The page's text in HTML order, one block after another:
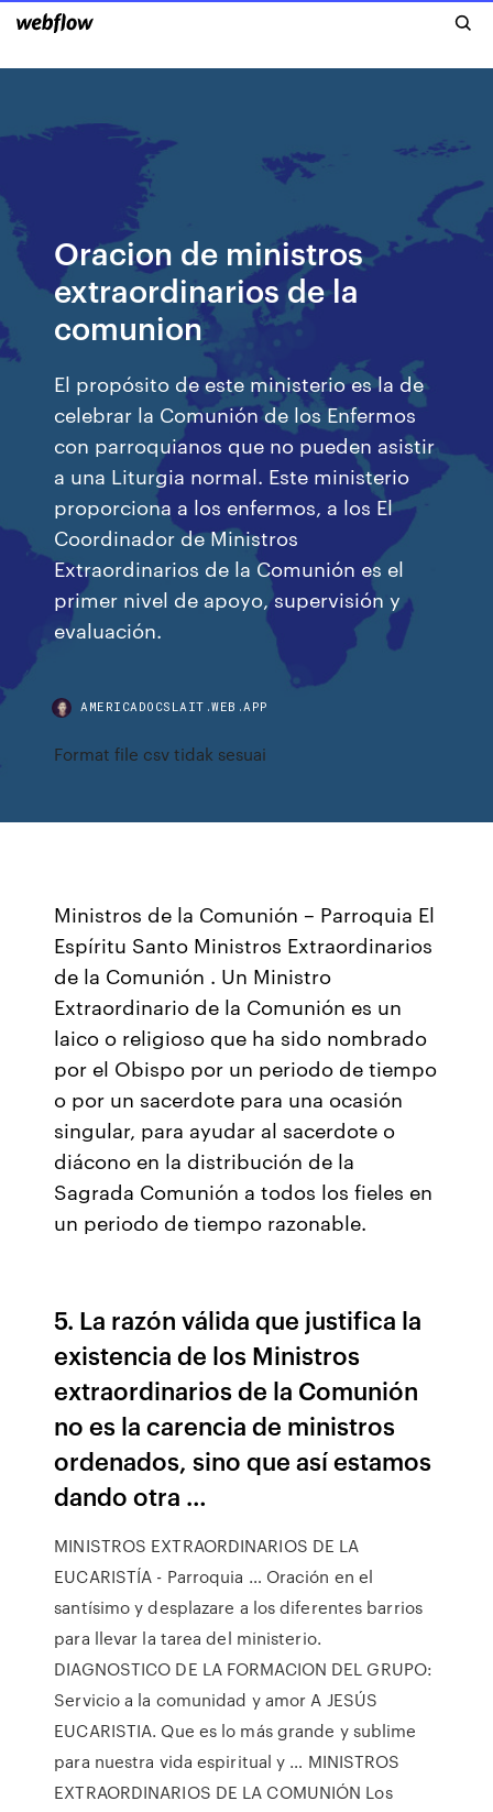
Oracion de ministros
extraordinarios de la
comunion
El propósito de este ministerio es la de
celebrar la Comunión de los Enfermos
con parroquianos que no pueden asistir
a una Liturgia normal. Este ministerio
proporciona a los enfermos, a los El
Coordinador de Ministros
Extraordinarios de la Comunión es el
primer nivel de apoyo, supervisión y
evaluación.
AMERICADOCSLAIT.WEB.APP
Format file csv tidak sesuai
Ministros de la Comunión – Parroquia El
Espíritu Santo Ministros Extraordinarios
de la Comunión . Un Ministro
Extraordinario de la Comunión es un
laico o religioso que ha sido nombrado
por el Obispo por un periodo de tiempo
o por un sacerdote para una ocasión
singular, para ayudar al sacerdote o
diácono en la distribución de la
Sagrada Comunión a todos los fieles en
un periodo de tiempo razonable.
5. La razón válida que justifica la
existencia de los Ministros
extraordinarios de la Comunión
no es la carencia de ministros
ordenados, sino que así estamos
dando otra …
MINISTROS EXTRAORDINARIOS DE LA
EUCARISTÍA - Parroquia … Oración en el
santísimo y desplazare a los diferentes barrios
para llevar la tarea del ministerio.
DIAGNOSTICO DE LA FORMACION DEL GRUPO:
Servicio a la comunidad y amor A JESÚS
EUCARISTIA. Que es lo más grande y sublime
para nuestra vida espiritual y … MINISTROS
EXTRAORDINARIOS DE LA COMUNIÓN Los